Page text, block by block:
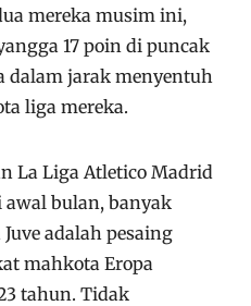
mereka musim ini,
17 poin di puncak
dalam jarak menyentuh
liga mereka.
La Liga Atletico Madrid
awal bulan, banyak
adalah pesaing
mahkota Eropa
tahun. Tidak